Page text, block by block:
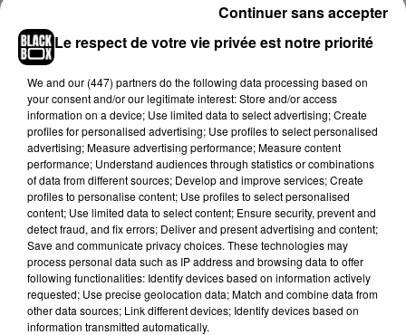
Cet élément est masqué compte-tenu du refus du
dépôt de cookies que vous avez exprimé. Si vous
souhaitez l'afficher, merci de nous donner votre accord
en cliquant sur le bouton ci-dessous.
Afficher l'élément
Pour l'heure, aucune date de diffusion exacte n'a été
dévoilée mais on sait d'ores et déjà que la série Swarm verra
le jour à la fin de l'année 2023 sur Amazon Prime Video.
Le respect de votre vie privée est notre priorité
We and our (447) partnersdo the following data processing based on
your consent and/or our legitimate interest: Store and/or access
information on a device; Use limited data to select advertising; Create
profiles for personalised advertising; Use profiles to select personalised
advertising; Measure advertising performance; Measure content
performance; Understand audiences through statistics or combinations
of data from different sources; Develop and improve services; Create
profiles to personalise content; Use profiles to select personalised
content; Use limited data to select content; Ensure security, prevent and
detect fraud, and fix errors; Deliver and present advertising and content;
Save and communicate privacy choices. These technologies may
process personal data such as IP address and browsing data to offer
following functionalities: Identify devices based on information actively
requested; Use precise geolocation data; Match and combine data from
other data sources; Link different devices; Identify devices based on
information transmitted automatically.
Continuer sans accepter